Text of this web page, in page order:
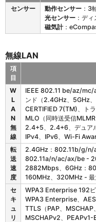
レ
A
0
の
I
（
タ
ラ
ク
テ
ブ
セ
ン
サ
ー
技
センサー
動作センサー ：3
光センサー ：デ
磁気計：
無線LAN
の
無
線
項
目
W
L
A
N
無
線
IEEE 802.11 be/az/
ンド（2.4GHz、5GHz
CERTIFIED 7(TM)、ト
MLO（同時送受信
2.4+5、2.4+6、デュア
IPv4、IPv6、Wi-Fi
転
送
速
度
2.4GHz：802.11b/g/n/
802.11a/n/ac/ax/be -
2882Mbps、6GHz：
160MHz、320MHz -
セ
キ
ュ
リ
WPA3 Enterprise 192ビ
WPA3 Enterprise、
TTLS（PAP、
MSCHAPv2、